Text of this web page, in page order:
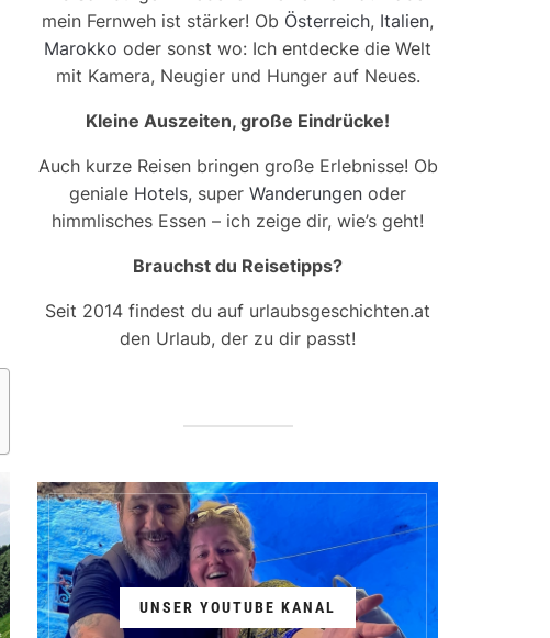
mein Fernweh ist stärker! Ob Österreich, Italien,
Marokko oder sonst wo: Ich entdecke die Welt
mit Kamera, Neugier und Hunger auf Neues.
Kleine Auszeiten, große Eindrücke!
Auch kurze Reisen bringen große Erlebnisse! Ob
geniale Hotels, super Wanderungen oder
himmlisches Essen – ich zeige dir, wie’s geht!
Brauchst du Reisetipps?
Seit 2014 findest du auf urlaubsgeschichten.at
den Urlaub, der zu dir passt!
UNSER YOUTUBE KANAL